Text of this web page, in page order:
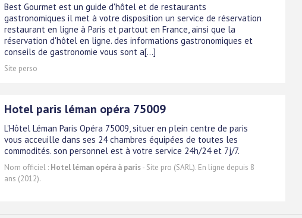
Best Gourmet est un guide d'hôtel et de restaurants
gastronomiques il met à votre disposition un service de réservation
restaurant en ligne à Paris et partout en France, ainsi que la
réservation d'hôtel en ligne. des informations gastronomiques et
conseils de gastronomie vous sont a[...]
Site perso
Hotel paris léman opéra 75009
L'Hôtel Léman Paris Opéra 75009, situer en plein centre de paris
vous acceuille dans ses 24 chambres équipées de toutes les
commodités. son personnel est à votre service 24h/24 et 7j/7.
Nom officiel : Hotel léman opéra à paris- Site pro (SARL). En ligne depuis 8
ans (2012).